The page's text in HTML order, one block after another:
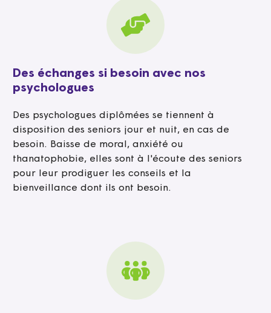
Des échanges si besoin avec nos
psychologues
Des psychologues diplômées se tiennent à
disposition des seniors jour et nuit, en cas de
besoin. Baisse de moral, anxiété ou
thanatophobie, elles sont à l'écoute des seniors
pour leur prodiguer les conseils et la
bienveillance dont ils ont besoin.